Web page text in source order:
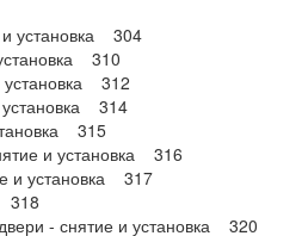
установка 304
310
установка 312
установка 314
315
и установка 316
и установка 317
318
- снятие и установка 320